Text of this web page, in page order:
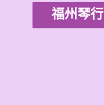
福州琴行